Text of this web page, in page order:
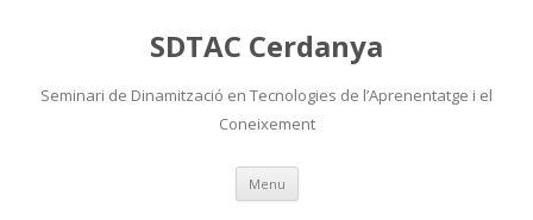
SDTAC Cerdanya
Seminari de Dinamització en Tecnologies de l’Aprenentatge i el
Coneixement
Menu Skip
content